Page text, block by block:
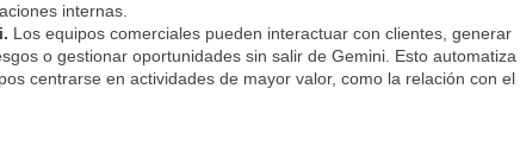
internas.
Los equipos comerciales pueden interactuar con clientes, generar
o gestionar oportunidades sin salir de Gemini. Esto automatiza
centrarse en actividades de mayor valor, como la relación con el